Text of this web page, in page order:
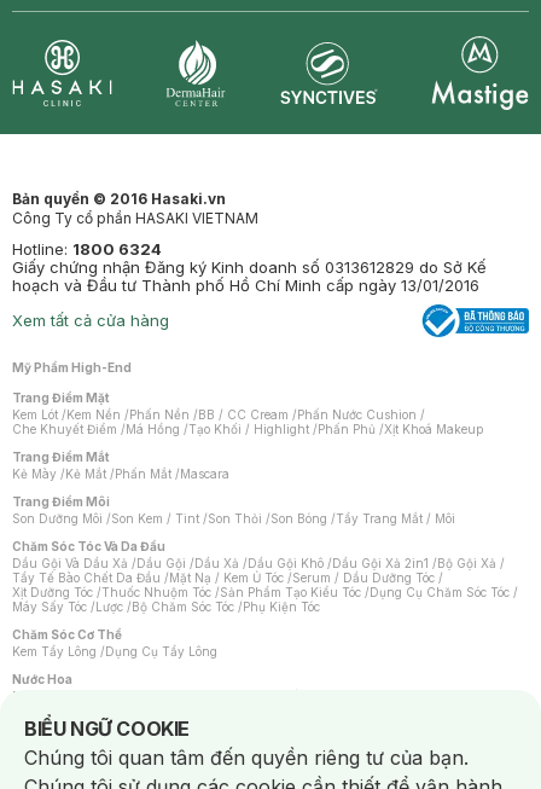
Bản quyền © 2016 Hasaki.vn
Công Ty cổ phần HASAKI VIETNAM
Hotline: 1800 6324
Giấy chứng nhận Đăng ký Kinh doanh số 0313612829 do Sở Kế
hoạch và Đầu tư Thành phố Hồ Chí Minh cấp ngày 13/01/2016
Xem tất cả cửa hàng
Mỹ Phẩm High-End
Trang Điểm Mặt
Kem Lót /Kem Nền /Phấn Nền /BB / CC Cream /Phấn Nước Cushion /
Che Khuyết Điểm /Má Hồng /Tạo Khối / Highlight /Phấn Phủ /Xịt Khoá Makeup
Trang Điểm Mắt
Kẻ Mày /Kẻ Mắt /Phấn Mắt /Mascara
Trang Điểm Môi
Son Dưỡng Môi /Son Kem / Tint /Son Thỏi /Son Bóng /Tẩy Trang Mắt / Môi
Chăm Sóc Tóc Và Da Đầu
Dầu Gội Và Dầu Xả /Dầu Gội /Dầu Xả /Dầu Gội Khô /Dầu Gội Xả 2in1 /Bộ Gội Xả /
Tẩy Tế Bào Chết Da Đầu /Mặt Nạ / Kem Ủ Tóc /Serum / Dầu Dưỡng Tóc /
Xịt Dưỡng Tóc /Thuốc Nhuộm Tóc /Sản Phẩm Tạo Kiểu Tóc /Dụng Cụ Chăm Sóc Tóc /
Máy Sấy Tóc /Lược /Bộ Chăm Sóc Tóc /Phụ Kiện Tóc
Chăm Sóc Cơ Thể
Kem Tẩy Lông /Dụng Cụ Tẩy Lông
Nước Hoa
Nước Hoa Nữ
Chăm Sóc Cá Nhân
Chống Muỗi /Khẩu Trang /Máy Massage/Mặt Nạ Xông Hơi /Nước Rửa Tay/
Sản Phẩm Chăm Sóc Khác /Bàn Chải Đánh Răng /Bàn Chải Điện/
Hỗ Trợ Trắng Răng/Kem Đánh Răng /Máy Tăm Nước/ Nước Súc Miệng/
BIỂU NGỮ COOKIE
Notice about cookies usage
Chúng tôi quan tâm đến quyền riêng tư của bạn.